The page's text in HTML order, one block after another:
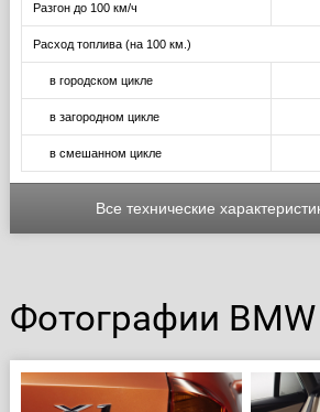
Разгон до 100 км/ч
Расход топлива (на 100 км.)
в городском цикле
в загородном цикле
в смешанном цикле
Все технические
Фотографии BMW